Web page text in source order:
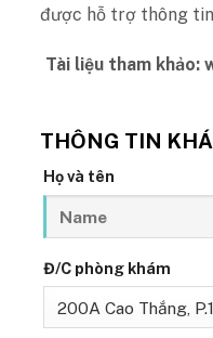
được hỗ trợ thông
Tài liệu tham khảo:
THÔNG TIN
Họ và tên
Đ/C phòng khám